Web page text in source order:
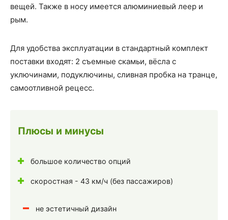
вещей. Также в носу имеется алюминиевый леер и
рым.
Для удобства эксплуатации в стандартный комплект
поставки входят: 2 съемные скамьи, вёсла с
уключинами, подуключины, сливная пробка на транце,
самоотливной рецесс.
Плюсы и минусы
большое количество опций
скоростная - 43 км/ч (без пассажиров)
не эстетичный дизайн